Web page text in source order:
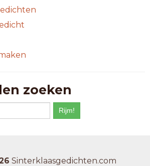
zoeken
Sinterklaasgedichten.com